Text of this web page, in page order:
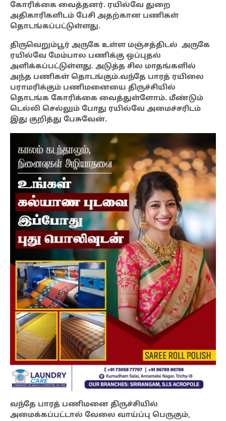
கோரிக்கை வைத்தனர். ரயில்வே துறை
அதிகாரிகளிடம் பேசி அதற்கான பணிகள்
தொடங்கப்பட்டுள்ளது.
திருவெறும்பூர் அருகே உள்ள மஞ்சத்திடல் அருகே
ரயில்வே மேம்பால பணிக்கு ஒப்புதல்
அளிக்கப்பட்டுள்ளது. அடுத்த சில மாதங்களில்
அந்த பணிகள் தொடங்கும்.வந்தே பாரத் ரயிலை
பராமரிக்கும் பணிமனையை திருச்சியில்
தொடங்க கோரிக்கை வைத்துள்ளோம். மீண்டும்
டெல்லி செல்லும் போது ரயில்வே அமைச்சரிடம்
இது குறித்து பேசுவேன்.
வந்தே பாரத் பணிமனை திருச்சியில்
அமைக்கப்பட்டால் வேலை வாய்ப்பு பெருகும்,